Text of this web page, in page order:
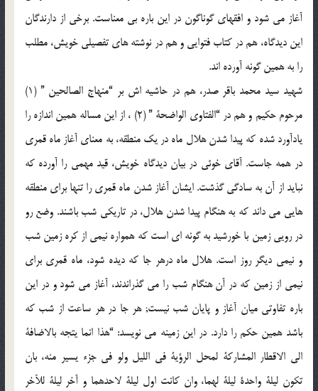
آغاز مي شود و افقهاي گوناگون در اين باره بي معناست. برخي از دارندگان
اين ديدگاه، هم در كتاب فتوايي و هم در نوشته هاي تفصيلي خويش، مطلب
را به همين گونه آورده اند.
شهيد سيد محمد باقر صدر، هم در حاشيه اش بر “منهاج الصالحين ” (1)
مرحوم حكيم و هم در “الفتاوي الواضحة ” (2) ، از اين مساله همين اندازه را
يادآورد شده كه پيدا شدن هلال ماه در يك منطقه، به معناي آغاز ماه قمري
در همه جاست. آقاي خوئي در بيان ديدگاه خويش، قيد مهمي را آورده كه
نبايد از آن به سادگي گذشت. ايشان آغاز شدن ماه قمري را تنها براي منطقه
هايي مي داند كه به هنگام پيدا شدن هلال، در تاريكي شب باشند. وضع رو
در رويي زمين با خورشيد به گونه اي است كه همواره نيمي از كره زمين شب
و نيمي ديگر روز است. هلال ماه درهر جا كه ديده شود، ماه قمري براي
نيمي از زمين كه در آن هنگام شب را مي گذراندند، آغاز مي شود و در اين
باره تفاوتي ميان آغاز و پايان شب نيست; هر جا در هر ساعت از شب كه
باشد همين حكم را دارد. در اين زمينه مي نويسد: “هذا انما يتجه بالاضافة
الي الاقطار المشاركة لمحل الرؤية في الليل ولو في جزء يسير منه، بان
تكون ليلة واحدة ليلة لهما، وان كانت اول ليلة لاحدهما و آخر ليلة للآخر